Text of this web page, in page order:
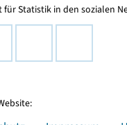
für Statistik in den sozialen